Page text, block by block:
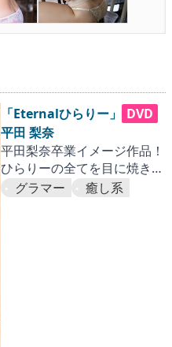
「Eternalひらりー」
DVD
平田 梨奈
平田梨奈卒業イメージ作品！
ひらりーの全てを目に焼き付
けてください！！
グラマー 癒し系